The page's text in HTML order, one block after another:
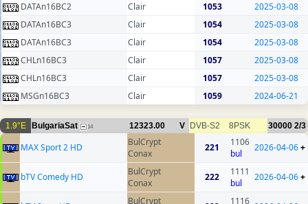
DATAn16BC2
Clair 1053
2025-03-08
DATAn16BC3
Clair 1054
2025-03-08
DATAn16BC3
Clair 1054
2025-03-08
CHLn16BC3
Clair 1057
2025-03-08
CHLn16BC3
Clair 1057
2025-03-08
MSGn16BC3
Clair 1059 2024-06-21
1.9°E BulgariaSat 14 12323.00 V DVB-S2 8PSK 30000 2/3
MAX Sport 2 HD
BulCrypt
Conax
221
1106
bul
2026-04-06+
bTV Comedy HD
BulCrypt
Conax
222
1111
bul
2026-04-06+
BulCrypt 1116